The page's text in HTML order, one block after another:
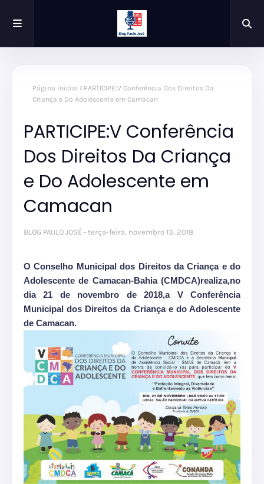
Página inicial
PARTICIPE:V Conferência Dos Direitos Da
Criança e Do Adolescente em Camacan
PARTICIPE:V Conferência
Dos Direitos Da Criança
e Do Adolescente em
Camacan
BLOG PAULO JOSÉ terça-feira, novembro 13, 2018
O Conselho Municipal dos Direitos da Criança e do
Adolescente de Camacan-Bahia (CMDCA)realiza,no
dia 21 de novembro de 2018,a V Conferência
Municipal dos Direitos da Criança e do Adolescente
de Camacan.